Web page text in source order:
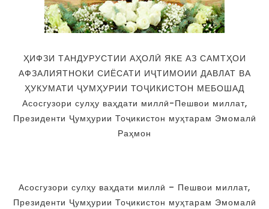
ҲИФЗИ ТАНДУРУСТИИ АҲОЛӢ ЯКЕ АЗ САМТҲОИ
АФЗАЛИЯТНОКИ СИЁСАТИ ИҶТИМОИИ ДАВЛАТ ВА
ҲУКУМАТИ ҶУМҲУРИИ ТОҶИКИСТОН МЕБОШАД
Асосгузори сулҳу ваҳдати миллӣ-Пешвои миллат,
Президенти Ҷумҳурии Тоҷикистон муҳтарам Эмомалӣ
Раҳмон
Асосгузори сулҳу ваҳдати миллӣ – Пешвои миллат,
Президенти Ҷумҳурии Тоҷикистон муҳтарам Эмомалӣ